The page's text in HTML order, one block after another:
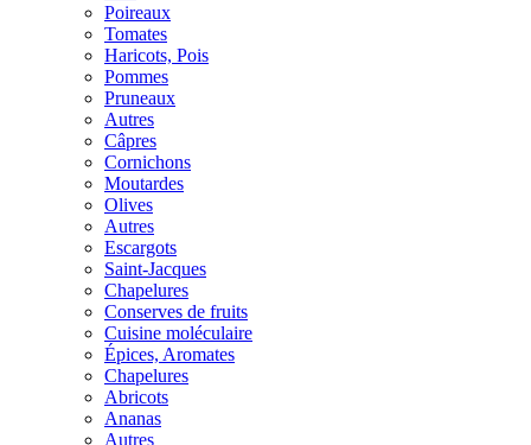
Poireaux
Tomates
Haricots, Pois
Pommes
Pruneaux
Autres
Câpres
Cornichons
Moutardes
Olives
Autres
Escargots
Saint-Jacques
Chapelures
Conserves de fruits
Cuisine moléculaire
Épices, Aromates
Chapelures
Abricots
Ananas
Autres